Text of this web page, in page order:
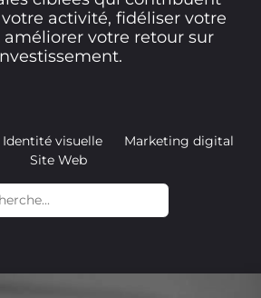
activité, fidéliser votre
votre retour sur
Identité visuelle
Marketing digital
Site Web